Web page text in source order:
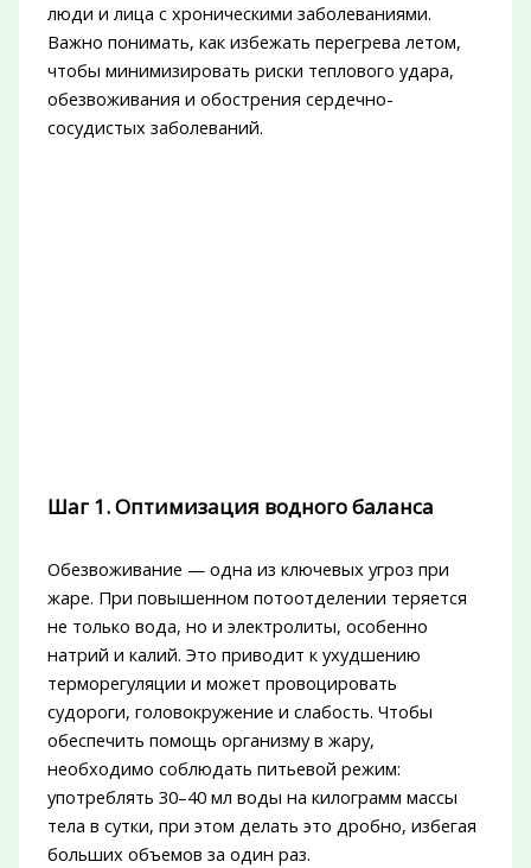
люди и лица с хроническими заболеваниями.
Важно понимать, как избежать перегрева летом,
чтобы минимизировать риски теплового удара,
обезвоживания и обострения сердечно-
сосудистых заболеваний.
Шаг 1. Оптимизация водного баланса
Обезвоживание — одна из ключевых угроз при
жаре. При повышенном потоотделении теряется
не только вода, но и электролиты, особенно
натрий и калий. Это приводит к ухудшению
терморегуляции и может провоцировать
судороги, головокружение и слабость. Чтобы
обеспечить помощь организму в жару,
необходимо соблюдать питьевой режим:
употреблять 30–40 мл воды на килограмм массы
тела в сутки, при этом делать это дробно, избегая
больших объемов за один раз.